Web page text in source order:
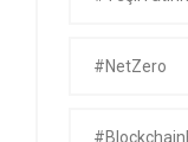
#NetZero